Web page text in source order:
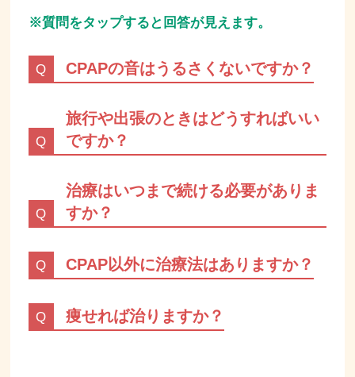
※質問をタップすると回答が見えます。
CPAPの音はうるさくないですか？
旅行や出張のときはどうすればいい
ですか？
治療はいつまで続ける必要がありま
すか？
CPAP以外に治療法はありますか？
痩せれば治りますか？